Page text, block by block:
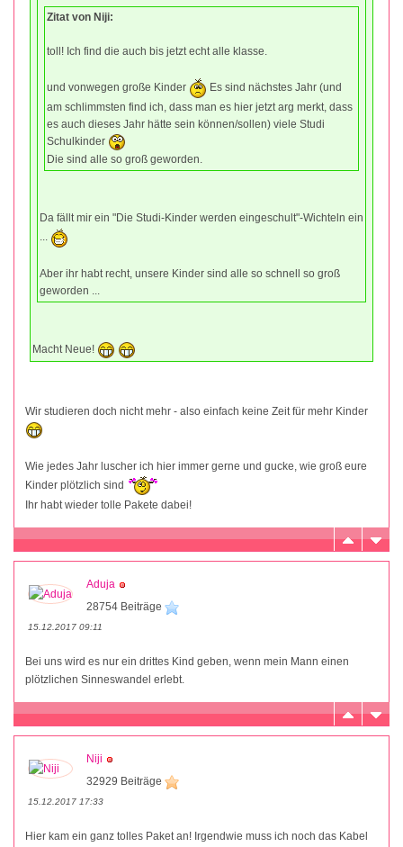
Zitat von Niji:
toll! Ich find die auch bis jetzt echt alle klasse.
und vonwegen große Kinder
Es sind nächstes Jahr (und
am schlimmsten find ich, dass man es hier jetzt arg merkt, dass
es auch dieses Jahr hätte sein können/sollen) viele Studi
Schulkinder
Die sind alle so groß geworden.
Da fällt mir ein "Die Studi-Kinder werden eingeschult"-Wichteln ein
...
Aber ihr habt recht, unsere Kinder sind alle so schnell so groß
geworden ...
Macht Neue!
Wir studieren doch nicht mehr - also einfach keine Zeit für mehr Kinder
Wie jedes Jahr luscher ich hier immer gerne und gucke, wie groß eure
Kinder plötzlich sind
Ihr habt wieder tolle Pakete dabei!
Aduja
28754 Beiträge
15.12.2017 09:11
Bei uns wird es nur ein drittes Kind geben, wenn mein Mann einen
plötzlichen Sinneswandel erlebt.
Niji
32929 Beiträge
15.12.2017 17:33
Hier kam ein ganz tolles Paket an! Irgendwie muss ich noch das Kabel